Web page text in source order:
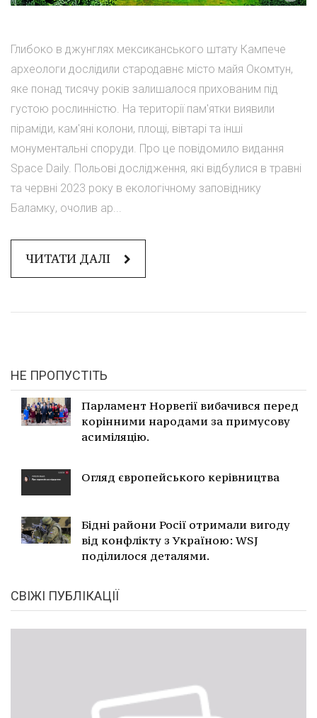
Глибоко в джунглях мексиканського штату Кампече
археологи дослідили стародавнє місто майя Окомтун,
яке понад тисячу років залишалося прихованим під
густою рослинністю. На території пам'ятки виявили
піраміди, кам'яні колони, площі, вівтарі та інші
монументальні споруди. Про це повідомило видання
Space Daily. Польові дослідження, які відбулися в травні
та червні 2023 року в екологічному заповіднику
Баламку, очолив ар...
ЧИТАТИ ДАЛІ
НЕ ПРОПУСТІТЬ
Парламент Норвегії вибачився перед
корінними народами за примусову
асиміляцію.
Огляд європейського керівництва
Бідні райони Росії отримали вигоду
від конфлікту з Україною: WSJ
поділилося деталями.
СВІЖІ ПУБЛІКАЦІЇ